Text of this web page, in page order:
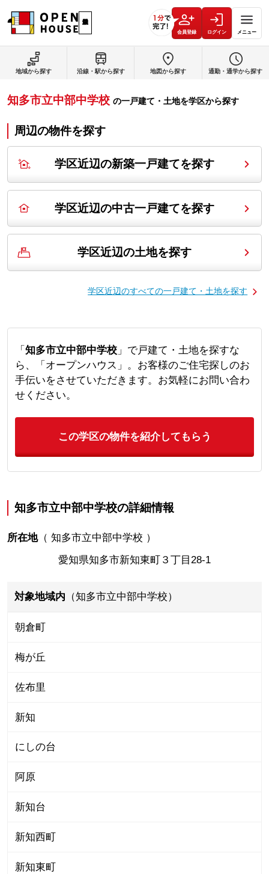
会員登録 ログイン メニュー
地域から探す 沿線・駅から探す 地図から探す 通勤・通学から探す
知多市立中部中学校 の一戸建て・土地を学区から探す
周辺の物件を探す
学区近辺の新築一戸建てを探す
学区近辺の中古一戸建てを探す
学区近辺の土地を探す
学区近辺のすべての一戸建て・土地を探す
「 知多市立中部中学校」で戸建て・土地を探すな
ら、「オープンハウス」。お客様のご住宅探しのお
手伝いをさせていただきます。お気軽にお問い合わ
せください。
この学区の物件を紹介してもらう
知多市立中部中学校の詳細情報
所在地（ 知多市立中部中学校 ）
愛知県知多市新知東町３丁目28-1
対象地域内 （知多市立中部中学校）
朝倉町
梅が丘
佐布里
新知
にしの台
阿原
新知台
新知西町
新知東町